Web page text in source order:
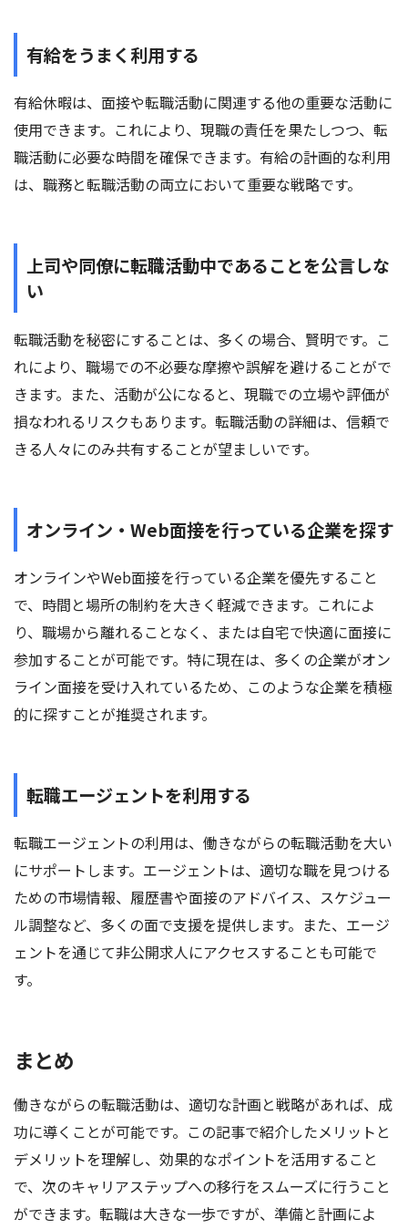
有給をうまく利用する
有給休暇は、面接や転職活動に関連する他の重要な活動に
使用できます。これにより、現職の責任を果たしつつ、転
職活動に必要な時間を確保できます。有給の計画的な利用
は、職務と転職活動の両立において重要な戦略です。
上司や同僚に転職活動中であることを公言しな
い
転職活動を秘密にすることは、多くの場合、賢明です。こ
れにより、職場での不必要な摩擦や誤解を避けることがで
きます。また、活動が公になると、現職での立場や評価が
損なわれるリスクもあります。転職活動の詳細は、信頼で
きる人々にのみ共有することが望ましいです。
オンライン・Web面接を行っている企業を探す
オンラインやWeb面接を行っている企業を優先すること
で、時間と場所の制約を大きく軽減できます。これによ
り、職場から離れることなく、または自宅で快適に面接に
参加することが可能です。特に現在は、多くの企業がオン
ライン面接を受け入れているため、このような企業を積極
的に探すことが推奨されます。
転職エージェントを利用する
転職エージェントの利用は、働きながらの転職活動を大い
にサポートします。エージェントは、適切な職を見つける
ための市場情報、履歴書や面接のアドバイス、スケジュー
ル調整など、多くの面で支援を提供します。また、エージ
ェントを通じて非公開求人にアクセスすることも可能で
す。
まとめ
働きながらの転職活動は、適切な計画と戦略があれば、成
功に導くことが可能です。この記事で紹介したメリットと
デメリットを理解し、効果的なポイントを活用すること
で、次のキャリアステップへの移行をスムーズに行うこと
ができます。転職は大きな一歩ですが、準備と計画によ